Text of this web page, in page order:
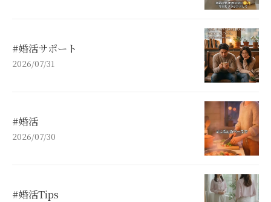
#婚活サポート
2026/07/31
#婚活
2026/07/30
#婚活Tips